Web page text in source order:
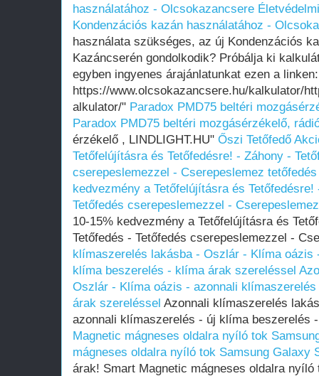
használatához - Olcsokazancsere
Kondenzációs kazán használatához -
használata szükséges, az új Kondenzációs
Kazáncserén gondolkodik? Próbálja ki
egyben ingyenes árajánlatunkat ezen a linken:
https://www.olcsokazancsere.hu/kalkulator/
alkulator/" Paradox PMD75 beltéri
Paradox PMD75 beltéri mozgásérzékelő,
érzékelő , LINDLIGHT.HU" Őszi Tetőfedő
Tetőfelújításra és Tetőfedésre! - Záhony -
cserepeslemezzel - Cserepeslemez tetőfedés
kedvezmény a Tetőfelújításra és
Tetőfedés cserepeslemezzel -
10-15% kedvezmény a Tetőfelújításra és
Tetőfedés - Tetőfedés cserepeslemezzel -
klímaszerelés lakásba - Oszlár - Klíma
klíma beszerelés - klíma árak szereléssel
Oszlár - Klíma oázis - azonnali
árak szereléssel Azonnali klímaszerelés
azonnali klímaszerelés - új klíma beszerelés
Magnetic mágneses oldalra nyíló tok
mágneses oldalra nyíló tok Samsung Galaxy
árak! Smart Magnetic mágneses oldalra